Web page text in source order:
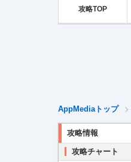
攻略TOP
AppMediaトップ
攻略情報
攻略チャート